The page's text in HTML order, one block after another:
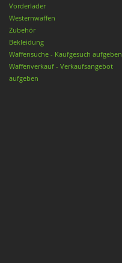
Vorderlader
Westernwaffen
Zubehör
Bekleidung
Waffensuche - Kaufgesuch aufgeben
Waffenverkauf - Verkaufsangebot
aufgeben